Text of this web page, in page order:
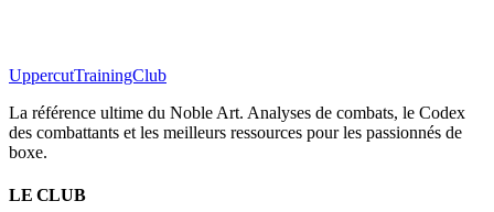
UppercutTrainingClub
La référence ultime du Noble Art. Analyses de combats, le Codex
des combattants et les meilleurs ressources pour les passionnés de
boxe.
LE CLUB